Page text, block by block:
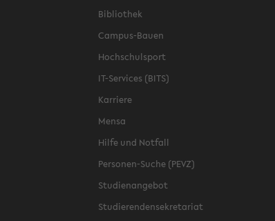
Bibliothek
Campus-Bauen
Hochschulsport
IT-Services (BITS)
Karriere
Mensa
Hilfe und Notfall
Personen-Suche (PEVZ)
Studienangebot
Studierendensekretariat